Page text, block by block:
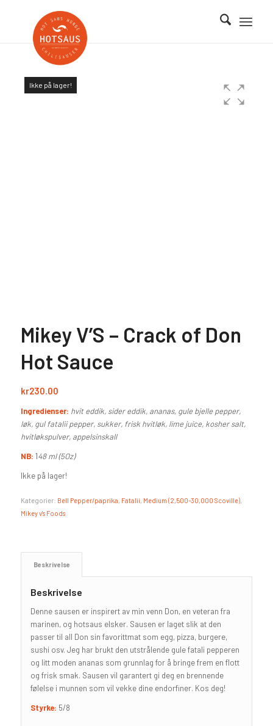
Ikke på lager!
Mikey V’S – Crack of Don
Hot Sauce
kr230.00
Ingredienser: hvit eddik, sider eddik, ananas, gule bjelle pepper,
løk, gul fatalii pepper, sukker, frisk hvitløk, lime juice, kosher salt,
hvitløkspulver, appelsinskall
NB: 148 ml (5Oz)
Ikke på lager!
Kategorier: Bell Pepper/paprika, Fatalii, Medium (2,500-30,000 Scoville),
Mikey v's Foods
Beskrivelse
Beskrivelse
Denne sausen er inspirert av min venn Don, en veteran fra
marinen, og hotsaus elsker. Sausen er laget slik at den
passer til all Don sin favorittmat som egg, pizza, burgere,
sushi osv. Jeg har brukt den utstrålende gule fatali pepperen
og litt moden ananas som grunnlag for å bringe frem en flott
og frisk smak. Sausen vil garantert gi deg en brennende
følelse i munnen som vil vekke dine endorfiner. Kos deg!
Styrke: 5/8